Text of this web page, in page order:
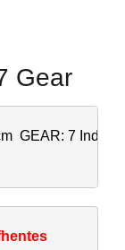
Gear
GEAR: 7